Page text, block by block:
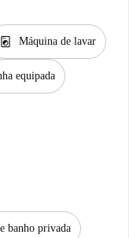
local_laundry_service Máquina de lavar
equipada
banho privada